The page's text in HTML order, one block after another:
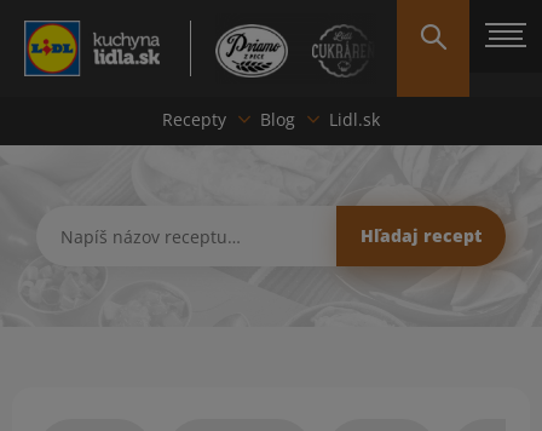
Recepty Blog Lidl.sk
Hľadaj recept